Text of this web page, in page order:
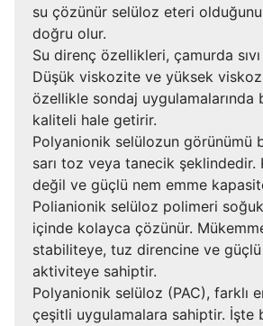
su çözünür selüloz eteri
doğru olur.
Su direnç özellikleri, çamurda sıvı
Düşük viskozite ve yüksek
özellikle sondaj uygulamalarında
kaliteli hale getirir.
Polyanionik selülozun görünümü
sarı toz veya tanecik şeklindedir.
değil ve güçlü nem emme
Polianionik selüloz polimeri
içinde kolayca çözünür.
stabiliteye, tuz direncine ve
aktiviteye sahiptir.
Polyanionik selüloz (PAC), farklı
çeşitli uygulamalara sahiptir. İşte